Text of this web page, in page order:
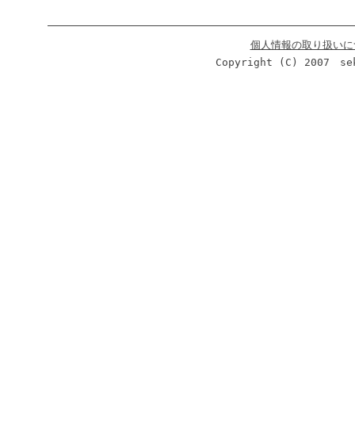
個人情報の取り扱い
Copyright (C) 2007